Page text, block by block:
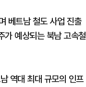
베트남 철도 사업 진출
가 예상되는 북남 고속철
역대 최대 규모의 인프